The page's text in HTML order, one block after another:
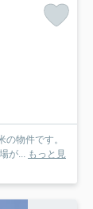
物件です。
が... もっと見